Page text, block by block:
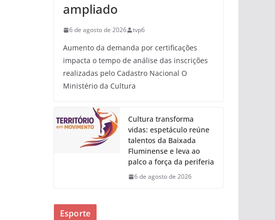
ampliado
6 de agosto de 2026 tvp6
Aumento da demanda por certificações
impacta o tempo de análise das inscrições
realizadas pelo Cadastro Nacional O
Ministério da Cultura
Cultura transforma
vidas: espetáculo reúne
talentos da Baixada
Fluminense e leva ao
palco a força da periferia
6 de agosto de 2026
Esporte